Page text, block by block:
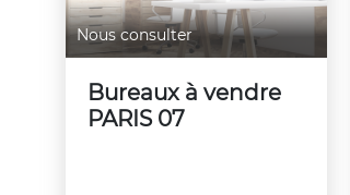
Nous consulter
Bureaux à vendre
PARIS 07